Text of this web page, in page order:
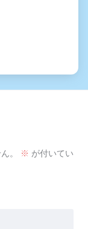
。 ※ が付いてい